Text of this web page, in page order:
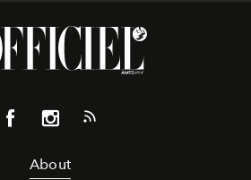
About